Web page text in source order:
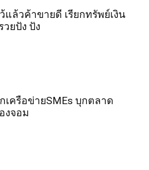
แล้ว​ค้าขาย​ดี​ เรียก​ทรัพย์เงิน
วยปัง​ ปัง​
เครือข่ายSMEs บุกตลาด
งจอม